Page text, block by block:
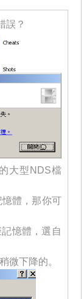
誤？
大型NDS檔
體，那你可
憶體，選自
微下降的。